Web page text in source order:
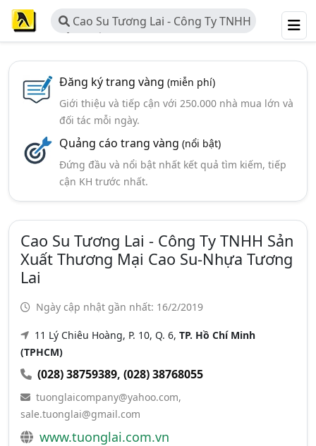
Cao Su Tương Lai - Công Ty TNHH
Sản Xuất Thương Mại Cao Su-Nhựa
Đăng ký trang vàng (miễn phí)
Giới thiệu và tiếp cận với 250.000 nhà mua lớn và
đối tác mỗi ngày.
Quảng cáo trang vàng (nổi bật)
Đứng đầu và nổi bật nhất kết quả tìm kiếm, tiếp
cận KH trước nhất.
Cao Su Tương Lai - Công Ty TNHH Sản
Xuất Thương Mại Cao Su-Nhựa Tương
Lai
Ngày cập nhật gần nhất: 16/2/2019
11 Lý Chiêu Hoàng, P. 10, Q. 6, TP. Hồ Chí Minh
(TPHCM)
(028) 38759389, (028) 38768055
tuonglaicompany@yahoo.com,
sale.tuonglai@gmail.com
www.tuonglai.com.vn